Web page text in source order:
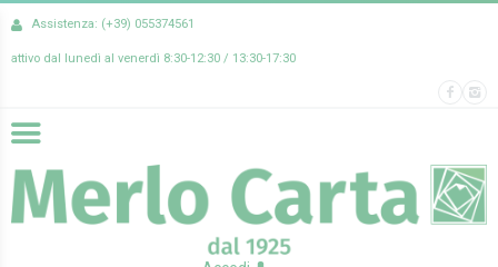
Assistenza: (+39) 055374561
attivo dal lunedì al venerdì 8:30-12:30 / 13:30-17:30